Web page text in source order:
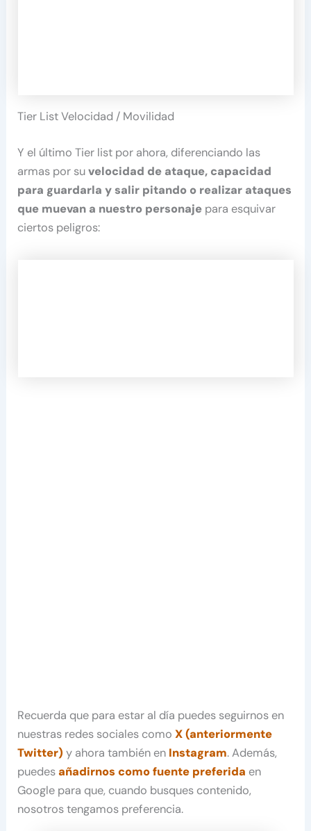
Tier List Velocidad / Movilidad
Y el último Tier list por ahora, diferenciando las
armas por suvelocidad de ataque, capacidad
para guardarla y salir pitando o realizar ataques
que muevan a nuestro personaje para esquivar
ciertos peligros:
Recuerda que para estar al día puedes seguirnos en
nuestras redes sociales comoX (anteriormente
Twitter) y ahora también en Instagram. Además,
puedesañadirnos como fuente preferida en
Google para que, cuando busques contenido,
nosotros tengamos preferencia.